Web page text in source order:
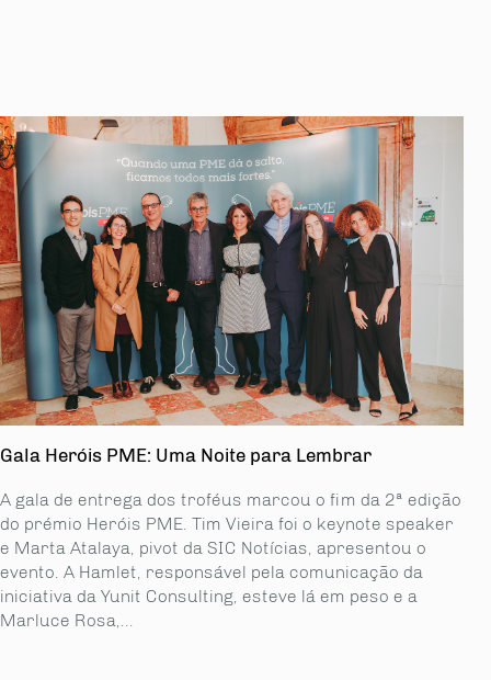
Gala Heróis PME: Uma Noite para Lembrar
A gala de entrega dos troféus marcou o fim da 2ª edição
do prémio Heróis PME. Tim Vieira foi o keynote speaker
e Marta Atalaya, pivot da SIC Notícias, apresentou o
evento. A Hamlet, responsável pela comunicação da
iniciativa da Yunit Consulting, esteve lá em peso e a
Marluce Rosa,...